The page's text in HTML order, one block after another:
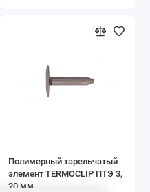
Полимерный тарельчатый
элемент TERMOCLIP ПТЭ 3,
20 мм